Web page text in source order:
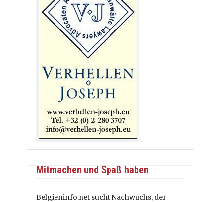
Mitmachen und Spaß haben
Belgieninfo.net sucht Nachwuchs, der